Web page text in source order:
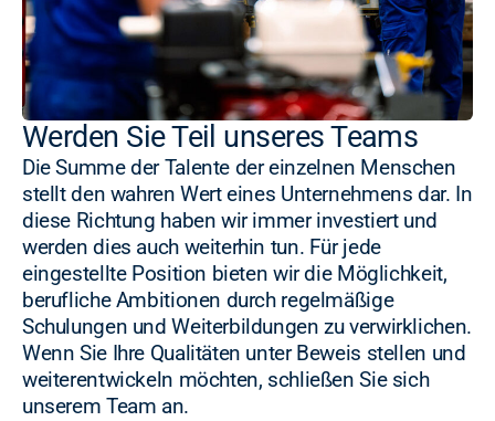
Werden Sie Teil unseres Teams
Die Summe der Talente der einzelnen Menschen
stellt den wahren Wert eines Unternehmens dar. In
diese Richtung haben wir immer investiert und
werden dies auch weiterhin tun. Für jede
eingestellte Position bieten wir die Möglichkeit,
berufliche Ambitionen durch regelmäßige
Schulungen und Weiterbildungen zu verwirklichen.
Wenn Sie Ihre Qualitäten unter Beweis stellen und
weiterentwickeln möchten, schließen Sie sich
unserem Team an.